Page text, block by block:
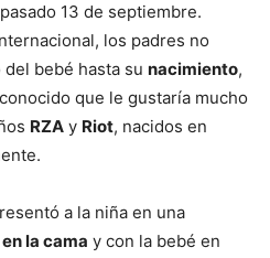
13 de septiembre.
los padres no
bebé hasta su nacimiento,
que le gustaría mucho
RZA y Riot, nacidos en
a la niña en una
la cama y con la bebé en